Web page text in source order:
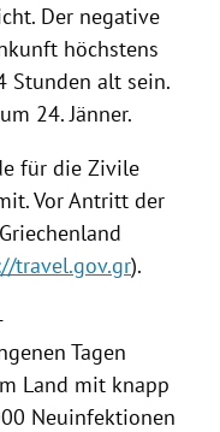
Der negative
höchstens
Stunden alt sein.
24. Jänner.
für die Zivile
Vor Antritt der
travel.gov.gr).
Tagen
Land mit knapp
Neuinfektionen